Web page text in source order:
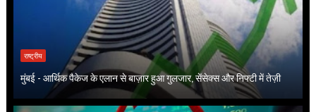
राष्ट्रीय
मुंबई - आर्थिक पैकेज के एलान से बाज़ार हुआ गुलजार, सेंसेक्स और निफ्टी में तेज़ी